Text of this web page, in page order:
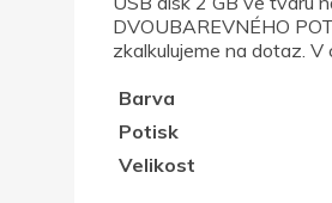
DVOUBAREVNÉHO
zkalkulujeme na dotaz.
Barva
Potisk
Velikost